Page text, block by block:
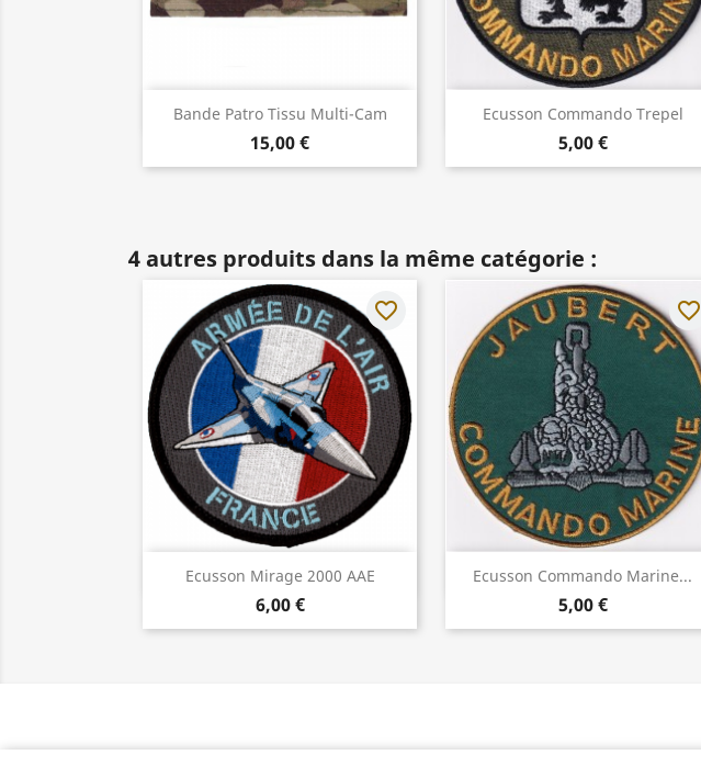
Bande Patro Tissu Multi-Cam
15,00 €
Aperçu rapide Ecusson Commando Trepel
5,00 €
Aperçu rapide
4 autres produits dans la même catégorie :
Ecusson Mirage 2000 AAE
6,00 €
Aperçu rapide
favorite_border
Ecusson Commando Marine...
5,00 €
 Aperçu rapide
favorite_border